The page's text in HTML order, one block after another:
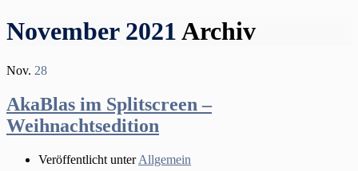
November 2021Archiv
Nov. 28
AkaBlas im Splitscreen –
Weihnachtsedition
Veröffentlicht unterAllgemein